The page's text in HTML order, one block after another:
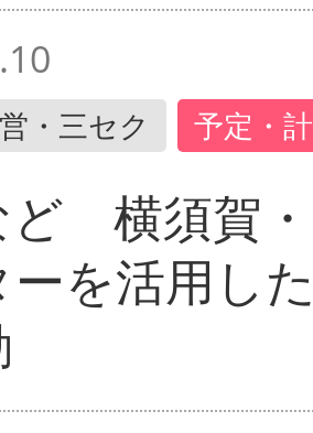
・三セク 予定・
ど 横須賀
ーを活用し